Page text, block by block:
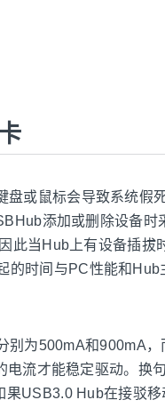
或鼠标会导致系统假
添加或删除设备时
此当Hub上有设备插拔
时间与PC性能和Hub
别为500mA和900mA，
电流才能稳定驱动。换
USB3.0 Hub在接驳